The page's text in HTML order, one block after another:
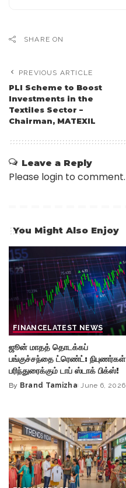
SHARE ON
PREVIOUS ARTICLE
PLI Scheme to Boost
Investments in the
Textiles Sector –
Chairman, MATEXIL
Leave a Reply
Please login to comment.
You Might Also Enjoy
FINANCELATEST NEWS
ஜூன் மாதத் தொடக்கப்
பங்குச்சந்தை ட்ரெண்ட்: நிபுணர்கள்
பரிந்துரைக்கும் டாப் ஸ்டாக் பிக்ஸ்!
Posted
By Brand Tamizha June 6, 2026